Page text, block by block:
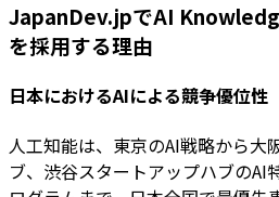
JapanDev.jpでAI
を採用する理由
日本におけるAIによる競争優位性
人工知能は、東京のAI戦略から大
ブ、渋谷スタートアップハブのAI